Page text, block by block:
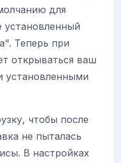
для
установленный
Теперь при
открываться ваш
установленными
чтобы после
не пыталась
В настройках